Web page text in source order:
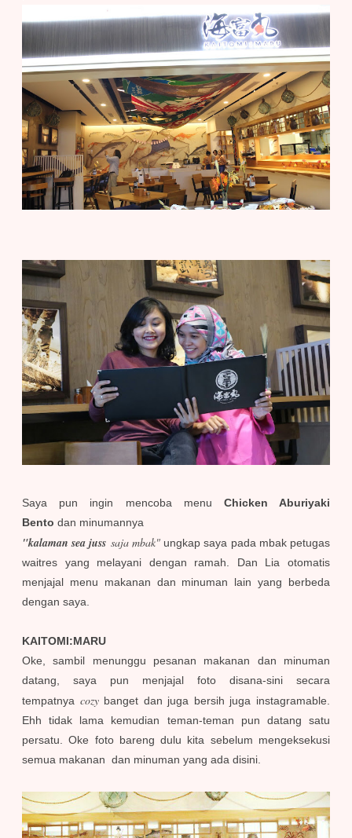
Saya pun ingin mencoba menu Chicken Aburiyaki
Bento dan minumannya
"kalaman sea juss saja mbak"ungkap saya pada mbak petugas
waitres yang melayani dengan ramah. Dan Lia otomatis
menjajal menu makanan dan minuman lain yang berbeda
dengan saya.
KAITOMI:MARU
Oke, sambil menunggu pesanan makanan dan minuman
datang, saya pun menjajal foto disana-sini secara
tempatnya cozybanget dan juga bersih juga instagramable.
Ehh tidak lama kemudian teman-teman pun datang satu
persatu. Oke foto bareng dulu kita sebelum mengeksekusi
semua makanan dan minuman yang ada disini.